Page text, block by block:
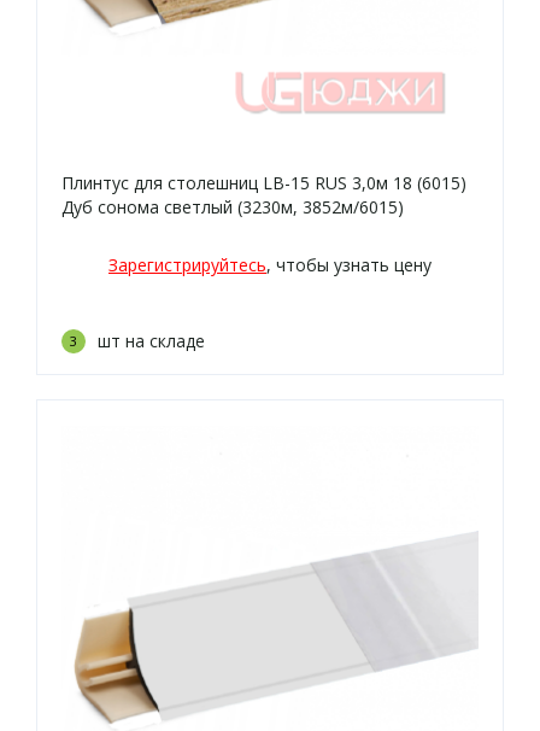
Плинтус для столешниц LB-15 RUS 3,0м 18 (6015)
Дуб сонома светлый (3230м, 3852м/6015)
Зарегистрируйтесь, чтобы узнать цену
3 шт на складе